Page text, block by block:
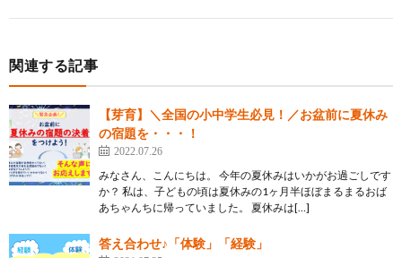
関連する記事
【芽育】＼全国の小中学生必見！／お盆前に夏休み
の宿題を・・・！
2022.07.26
みなさん、こんにちは。 今年の夏休みはいかがお過ごしです
か？ 私は、子どもの頃は夏休みの1ヶ月半ほぼまるまるおば
あちゃんちに帰っていました。 夏休みは[…]
答え合わせ♪「体験」「経験」